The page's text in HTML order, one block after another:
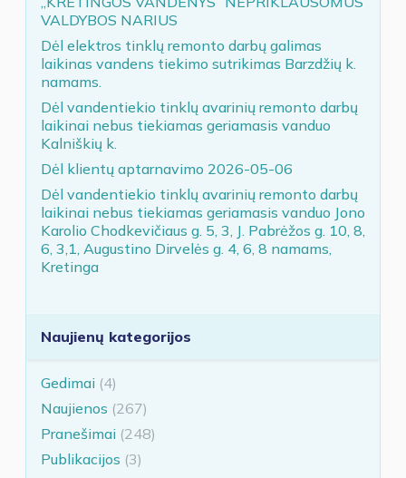
VALDYBOS NARIUS
Dėl elektros tinklų remonto darbų galimas
laikinas vandens tiekimo sutrikimas Barzdžių k.
namams.
Dėl vandentiekio tinklų avarinių remonto darbų
laikinai nebus tiekiamas geriamasis vanduo
Kalniškių k.
Dėl klientų aptarnavimo 2026-05-06
Dėl vandentiekio tinklų avarinių remonto darbų
laikinai nebus tiekiamas geriamasis vanduo Jono
Karolio Chodkevičiaus g. 5, 3, J. Pabrėžos g. 10, 8,
6, 3,1, Augustino Dirvelės g. 4, 6, 8 namams,
Kretinga
Naujienų kategorijos
Gedimai (4)
Naujienos (267)
Pranešimai (248)
Publikacijos (3)